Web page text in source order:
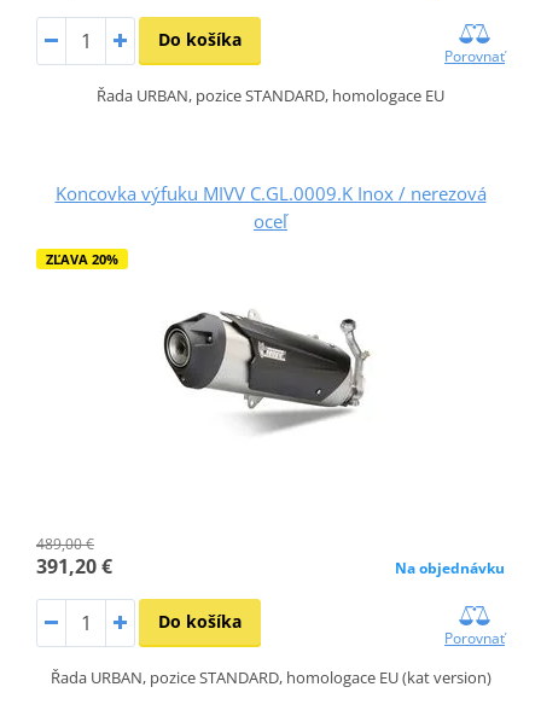
Do košíka
Porovnať
Řada URBAN, pozice STANDARD, homologace EU
Koncovka výfuku MIVV C.GL.0009.K Inox / nerezová
oceľ
ZĽAVA 20%
489,00 €
391,20 € Na objednávku
Do košíka
Porovnať
Řada URBAN, pozice STANDARD, homologace EU (kat version)